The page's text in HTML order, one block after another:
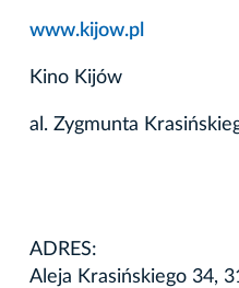
www.kijow.pl
Kino Kijów
al. Zygmunta
ADRES:
Aleja Krasińskiego 34,